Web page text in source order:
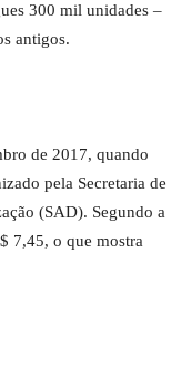
300 mil unidades –
antigos.
de 2017, quando
pela Secretaria de
(SAD). Segundo a
7,45, o que mostra